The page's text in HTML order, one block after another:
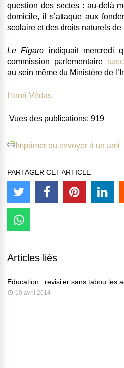
question des sectes : au-delà
domicile, il s’attaque aux
scolaire et des droits naturels de
Le Figaro indiquait mercredi
commission parlementaire
au sein même du Ministère de
Henri Védas
Vues des publications: 919
Imprimer ou envoyer à un ami
PARTAGER CET ARTICLE
Articles liés
Education : revisiter sans tabou les
10 avril 2014